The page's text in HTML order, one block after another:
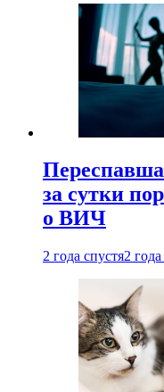
за сутки
о ВИЧ
2 года спустя2